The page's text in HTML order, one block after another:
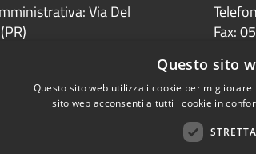
Via Del
Fax:
Pec:
Questo sito
Questo sito web utilizza i cookie per
sito web acconsenti a tutti i cookie in